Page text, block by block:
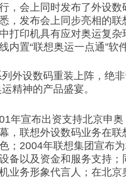
，会上同时发布了外设
，发布会上同步亮相的
打印机具有应对奥运复杂
内置“联想奥运一点通”软
外设数码重装上阵，绝
精神的产品盛宴。
宣布出资支持北京申奥
，联想外设数码业务在
；2004年联想集团宣布
备以及资金和服务支持
业务形象代言人；在北